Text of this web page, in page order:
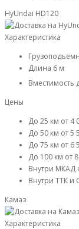
HyUndai HD120
Характеристика
Длина 6 м
Вместимость
Цены
До 25 км от 4
До 50 км от 5
До 75 км от 6
До 100 км от
Внутри МКАД
Внутри ТТК и
Камаз
Характеристика